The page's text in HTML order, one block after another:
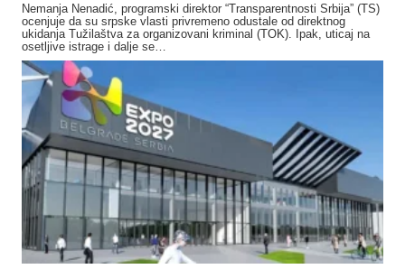
Nemanja Nenadić, programski direktor “Transparentnosti Srbija” (TS)
ocenjuje da su srpske vlasti privremeno odustale od direktnog
ukidanja Tužilaštva za organizovani kriminal (TOK). Ipak, uticaj na
osetljive istrage i dalje se…